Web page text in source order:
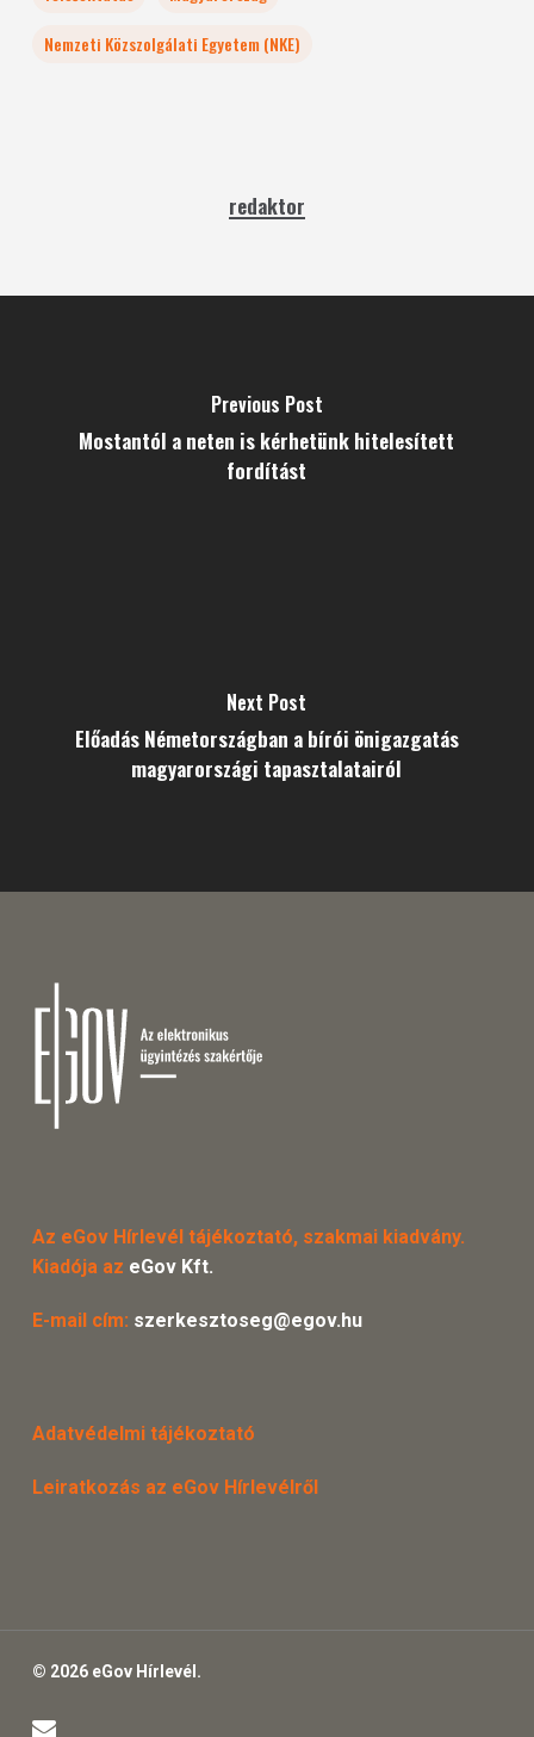
Nemzeti Közszolgálati Egyetem (NKE)
redaktor
Previous Post
Mostantól a neten is kérhetünk hitelesített
fordítást
Next Post
Előadás Németországban a bírói önigazgatás
magyarországi tapasztalatairól
Az eGov Hírlevél tájékoztató, szakmai kiadvány.
Kiadója az eGov Kft.
E-mail cím: szerkesztoseg@egov.hu
Adatvédelmi tájékoztató
Leiratkozás az eGov Hírlevélről
© 2026 eGov Hírlevél.
email